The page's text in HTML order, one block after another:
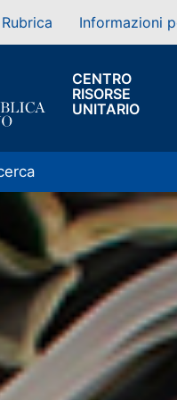
Rubrica Informazioni
CENTRO
RISORSE
UNITARIO